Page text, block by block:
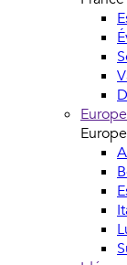
Europe
Europe